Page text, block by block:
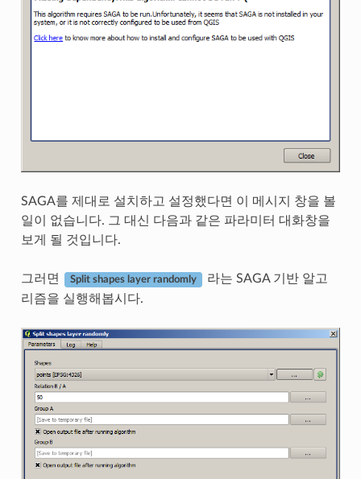
SAGA를 제대로 설치하고 설정했다면 이 메시지 창을 볼
일이 없습니다. 그 대신 다음과 같은 파라미터 대화창을
보게 될 것입니다.
그러면 Split shapes layer randomly
라는 SAGA 기반 알고
리즘을 실행해봅시다.